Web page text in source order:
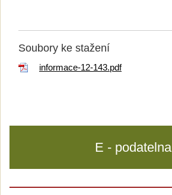
Soubory ke stažení
informace-12-143.pdf
E - podatelna